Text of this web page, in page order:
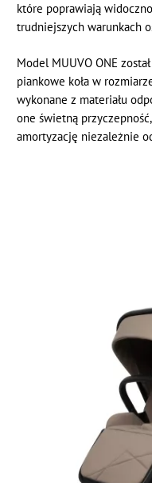
które poprawiają
trudniejszych warunkach
Model MUUVO ONE
piankowe koła w
wykonane z materiału
one świetną
amortyzację niezależnie